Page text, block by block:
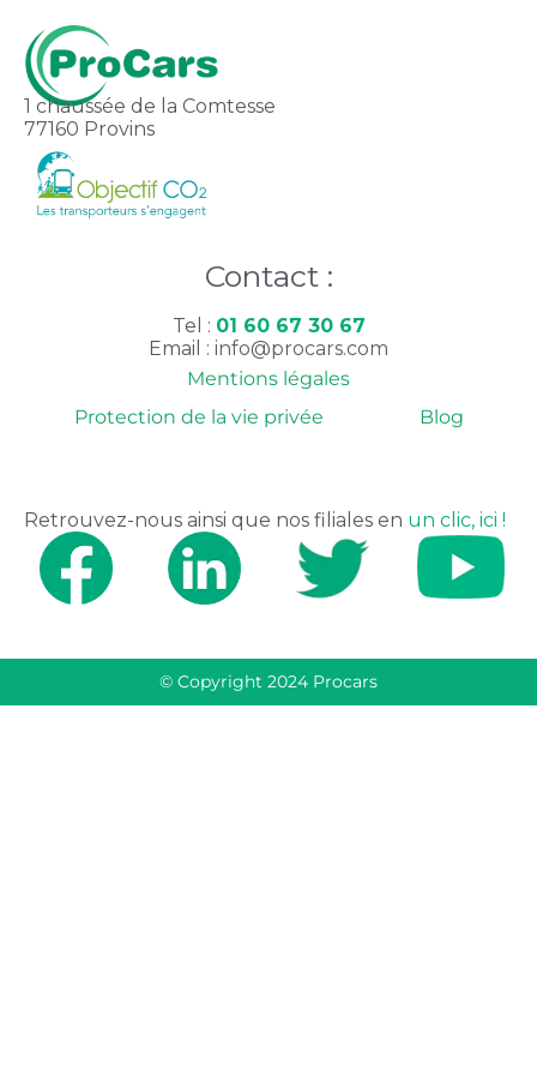
© Copyright 2024 Procars
1 chaussée de la Comtesse
77160 Provins
Contact :
Tel : 01 60 67 30 67
Email : info@procars.com
Mentions légales
Protection de la vie privée
Blog
Retrouvez-nous ainsi que nos filiales en un clic, ici !